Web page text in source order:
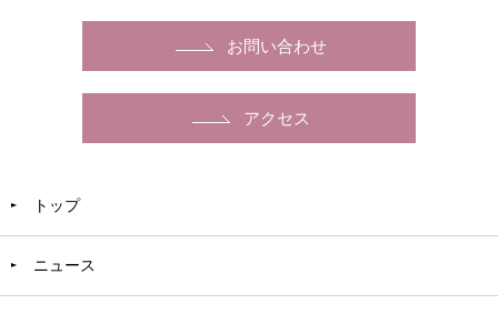
お問い合わせ
アクセス
トップ
ニュース